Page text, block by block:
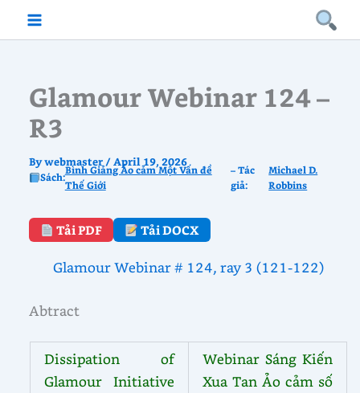
Glamour Webinar 124 –
R3
Bywebmaster / April 19, 2026
Sách:
Bình Giảng Ảo cảm Một Vấn đề
Thế Giới
– Tác
giả:
Michael D.
Robbins
Tải PDF Tải DOCX
Glamour Webinar # 124, ray 3 (121-122)
Abtract
Dissipation of
Glamour Initiative
Webinar Sáng Kiến
Xua Tan Ảo cảm số